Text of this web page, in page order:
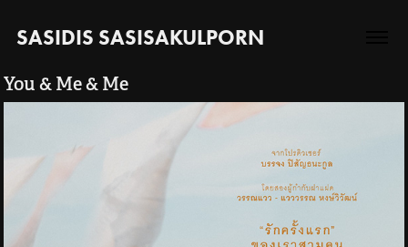
SASIDIS SASISAKULPORN
You & Me & Me